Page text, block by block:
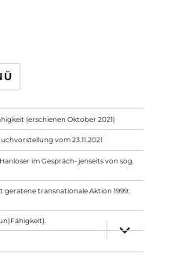
(erschienen Oktober 2021)
vom 23.11.2021
im Gespräch- jenseits von sog.
geratene transnationale Aktion 1999:
anzeigen